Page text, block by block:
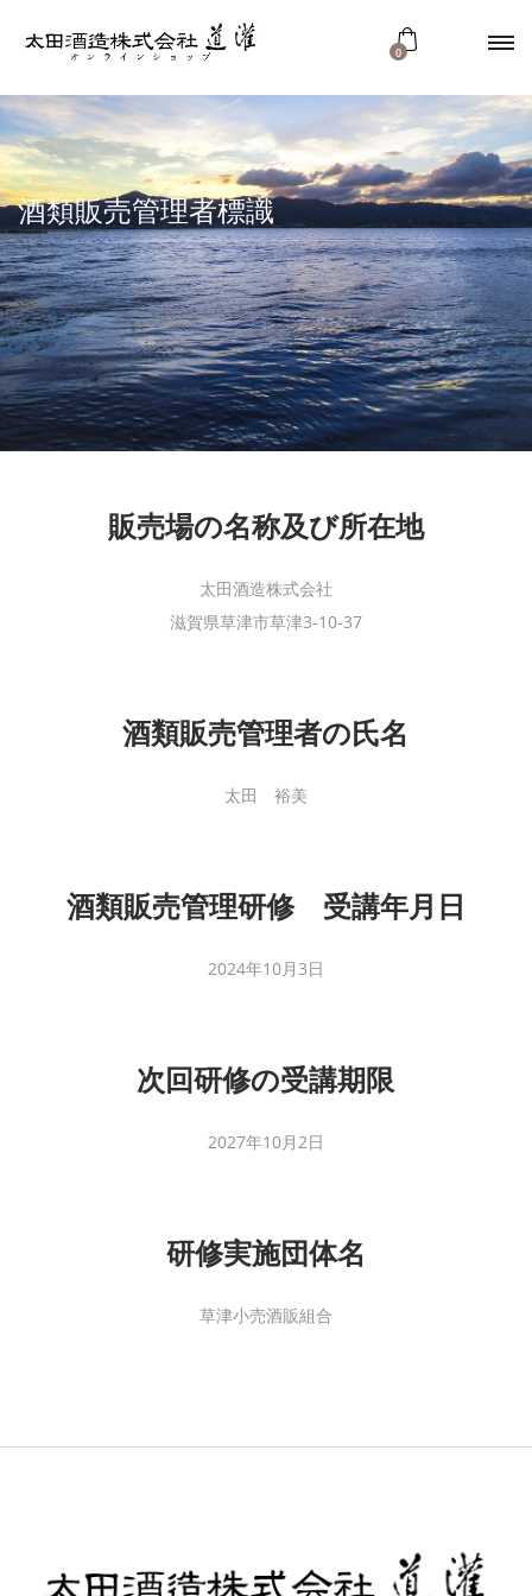
0
酒類販売管理者標識
販売場の名称及び所在地
太田酒造株式会社
滋賀県草津市草津3-10-37
酒類販売管理者の氏名
太田 裕美
酒類販売管理研修 受講年月日
2024年10月3日
次回研修の受講期限
2027年10月2日
研修実施団体名
草津小売酒販組合